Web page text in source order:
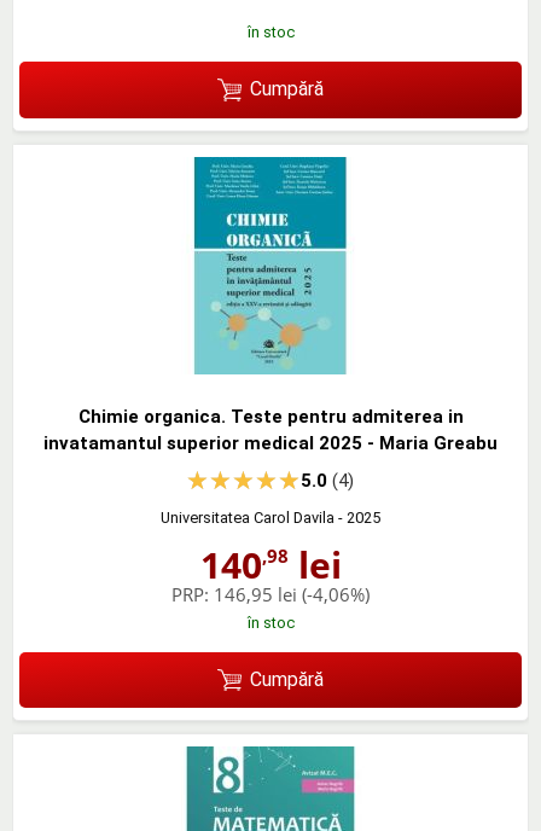
în stoc
Cumpără
Chimie organica. Teste pentru admiterea in
invatamantul superior medical 2025 - Maria Greabu
5.0(4)
Universitatea Carol Davila - 2025
140,98 lei
PRP: 146,95 lei (-4,06%)
în stoc
Cumpără